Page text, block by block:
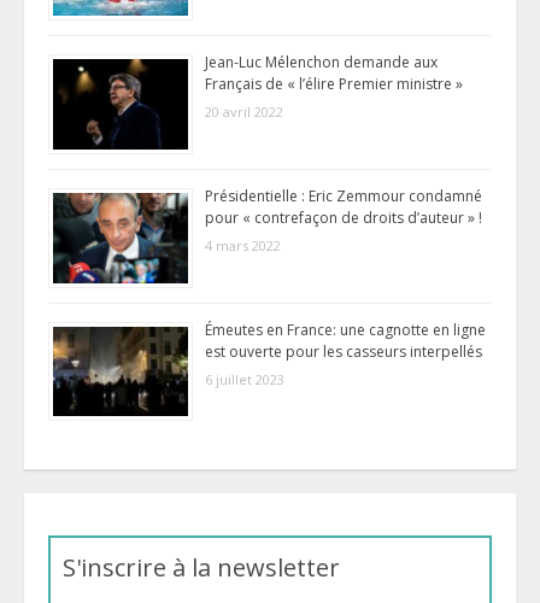
Jean-Luc Mélenchon demande aux
Français de « l’élire Premier ministre »
20 avril 2022
Présidentielle : Eric Zemmour condamné
pour « contrefaçon de droits d’auteur » !
4 mars 2022
Émeutes en France: une cagnotte en ligne
est ouverte pour les casseurs interpellés
6 juillet 2023
S'inscrire à la newsletter